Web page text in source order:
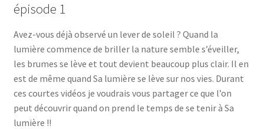
épisode 1
Avez-vous déjà observé un lever de soleil ? Quand la
lumière commence de briller la nature semble s’éveiller,
les brumes se lève et tout devient beaucoup plus clair. Il en
est de même quand Sa lumière se lève sur nos vies. Durant
ces courtes vidéos je voudrais vous partager ce que l’on
peut découvrir quand on prend le temps de se tenir à Sa
lumière !!